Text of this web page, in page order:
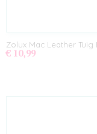
Zolux Mac Leather Tuig
€ 10,99